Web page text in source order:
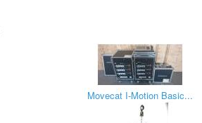
Movecat I-Motion Basic...